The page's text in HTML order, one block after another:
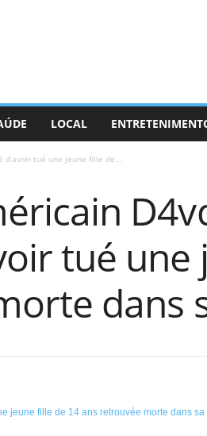
LOCAL
d’avoir tué une jeune fille de...
tué
dans